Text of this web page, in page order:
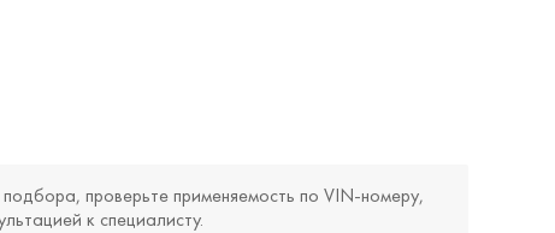
проверьте применяемость по VIN‑номеру,
к специалисту.